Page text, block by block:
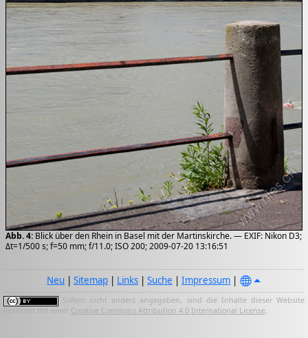
Abb. 4: Blick über den Rhein in Basel mit der Martinskirche. — EXIF: Nikon D3;
Δt=1/500 s; f=50 mm; f/11.0; ISO 200; 2009-07-20 13:16:51
Neu |Sitemap | Links |Suche |Impressum |
Sofern nicht anders angegeben, sind die Inhalte dieser Website
lizenziert mit einer Creative Commons Attribution 4.0 International License